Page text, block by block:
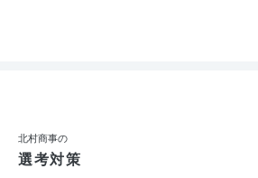
北村商事の
選考対策